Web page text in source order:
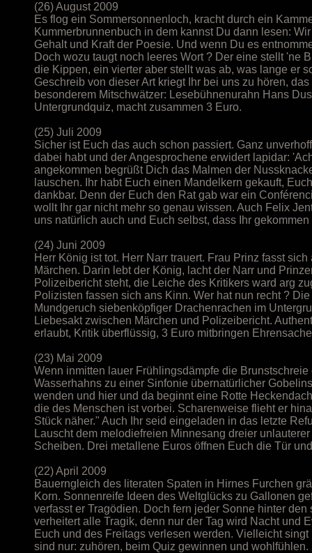
(26) August 2009
Es flog ein Sommersonnenloch, kracht durch ein
Kummerbrunnenbuch in dem kannst Du dann lesen:
Gehalt und Kraft der Poesie. Und wenn Du es
Doch wozu taugt noch leeres Wort ? Der eine stellt 'ne
die Kippen, ein vierter aber stellt was ab, was lange er
Geschreib von dieser Art kriegt Ihr bei uns zu hören,
besonderem Mitschwätzer: Lesebühnenurahn Hans
Untergrundquiz, macht zusammen 3 Euro.
(25) Juli 2009
Sicher ist Euch das auch schon passiert. Ganz
dabei habt und der Angesprochene erwidert lapidar:
angekommen begrüßt Dich das Malmen der
lauschen. Ihr habt Euch einen Mandelkern gekauft,
dankbar. Denn der Euch den Rat gab war ein
wollt Ihr gar nicht mehr so genau wissen. Auch Felix
uns natürlich auch und Euch selbst, dass Ihr gekommen
(24) Juni 2009
Herr König ist tot. Herr Narr trauert. Frau Prinz fasst
Märchen. Darin lebt der König, lacht der Narr und
Polizeibericht steht, die Leiche des Kritikers ward arg
Polizisten fassen sich ans Kinn. Wer hat nun recht ?
Mundgeruch siebenköpfiger Drachenrachen im
Liebesakt zwischen Märchen und Polizeibericht.
erlaubt, Kritik überflüssig, 3 Euro mitbringen
(23) Mai 2009
Wenn inmitten lauer Frühlingsdämpfe die
Wasserhahns zu einer Sinfonie übernatürlicher
wenden und hier und da beginnt eine Rotte
die des Menschen ist vorbei. Scharenweise flieht er
Stück näher." Auch Ihr seid eingeladen in das letzte
Lauscht dem melodiefreien Minnesang dreier
Scheiben. Drei metallene Euros öffnen Euch die Tür
(22) April 2009
Bauerngleich des literaten Spaten in Hirnes Furchen
Korn. Sonnenreife Ideen des Weltglücks zu Gallonen
verfasst er Tragödien. Doch fern jeder Sonne hinter
verheitert alle Tragik, denn nur der Tag wird Nacht und
Euch und des Freitags verlesen werden. Vielleicht
sind nur: zuhören, beim Quiz gewinnen und